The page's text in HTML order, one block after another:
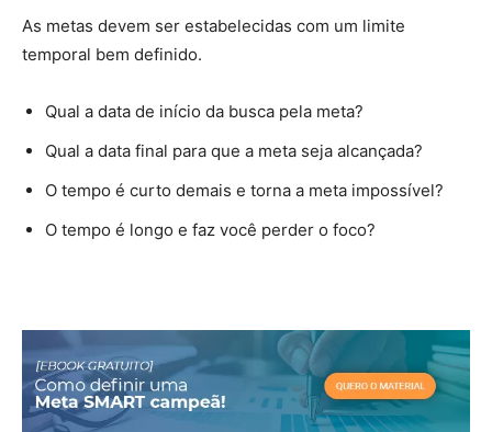
As metas devem ser estabelecidas com um limite
temporal bem definido.
Qual a data de início da busca pela meta?
Qual a data final para que a meta seja alcançada?
O tempo é curto demais e torna a meta impossível?
O tempo é longo e faz você perder o foco?